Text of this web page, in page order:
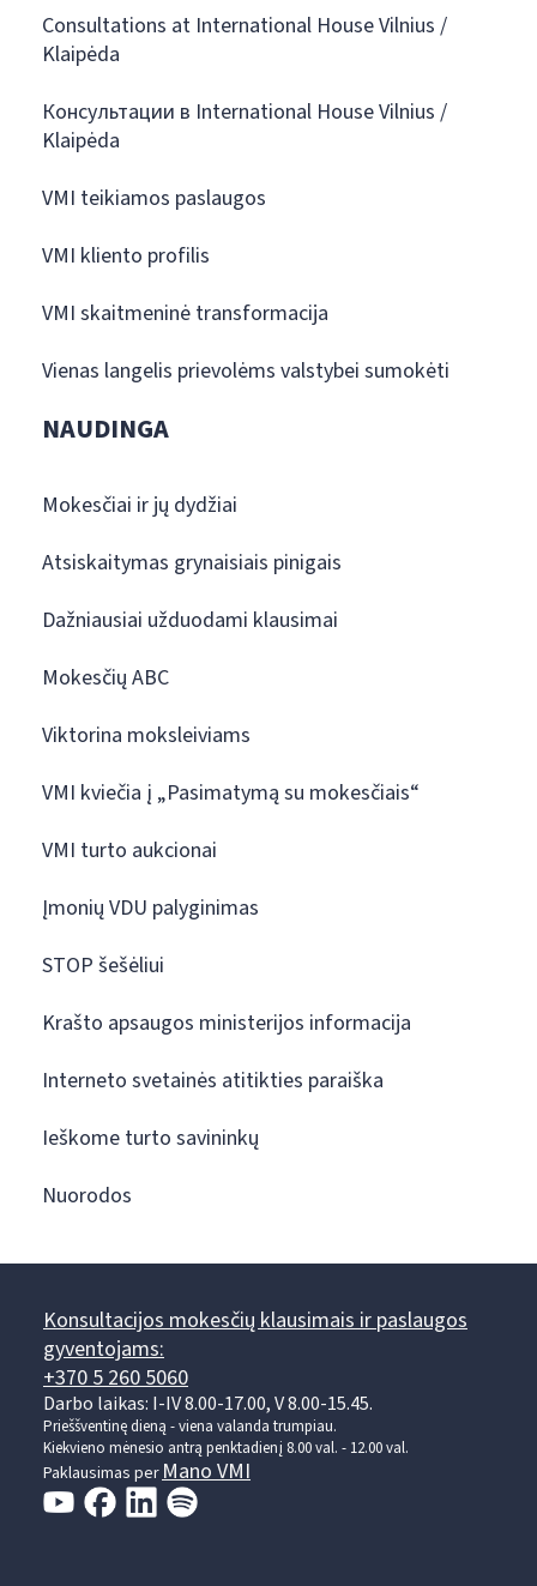
Consultations at International House Vilnius /
Klaipėda
Консультации в International House Vilnius /
Klaipėda
VMI teikiamos paslaugos
VMI kliento profilis
VMI skaitmeninė transformacija
Vienas langelis prievolėms valstybei sumokėti
NAUDINGA
Mokesčiai ir jų dydžiai
Atsiskaitymas grynaisiais pinigais
Dažniausiai užduodami klausimai
Mokesčių ABC
Viktorina moksleiviams
VMI kviečia į „Pasimatymą su mokesčiais“
VMI turto aukcionai
Įmonių VDU palyginimas
STOP šešėliui
Krašto apsaugos ministerijos informacija
Interneto svetainės atitikties paraiška
Ieškome turto savininkų
Nuorodos
Konsultacijos mokesčių klausimais ir paslaugos
gyventojams:
+370 5 260 5060
Darbo laikas: I-IV 8.00-17.00, V 8.00-15.45.
Prieššventinę dieną - viena valanda trumpiau.
Kiekvieno mėnesio antrą penktadienį 8.00 val. - 12.00 val.
Paklausimas perMano VMI